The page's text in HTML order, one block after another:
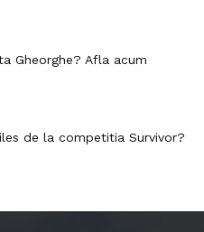
Gheorghe? Afla acum
de la competitia Survivor?